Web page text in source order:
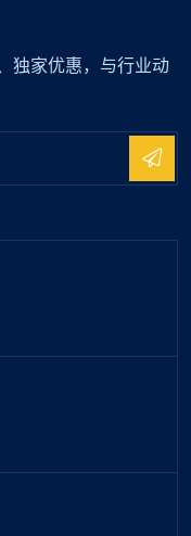
独家优惠，与行业动